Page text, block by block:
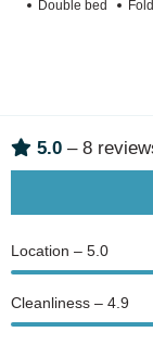
Double bed
5.0 – 8
Location – 5.0
Сleanliness – 4.9